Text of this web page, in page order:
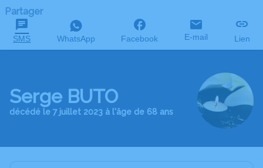
Partager
SMS WhatsApp Facebook E-mail Lien
Serge BUTO
décédé le 7 juillet 2023 à l'âge de 68 ans